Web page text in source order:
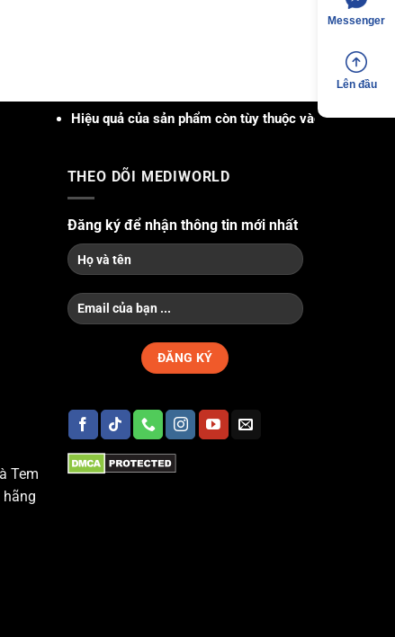
Hiệu quả của sản phẩm còn tùy thuộc vào cơ địa, tình trạng,
Tem
THEO DÕI MEDIWORLD
Đăng ký để nhận thông tin mới nhất
Messenger
Lên đầu